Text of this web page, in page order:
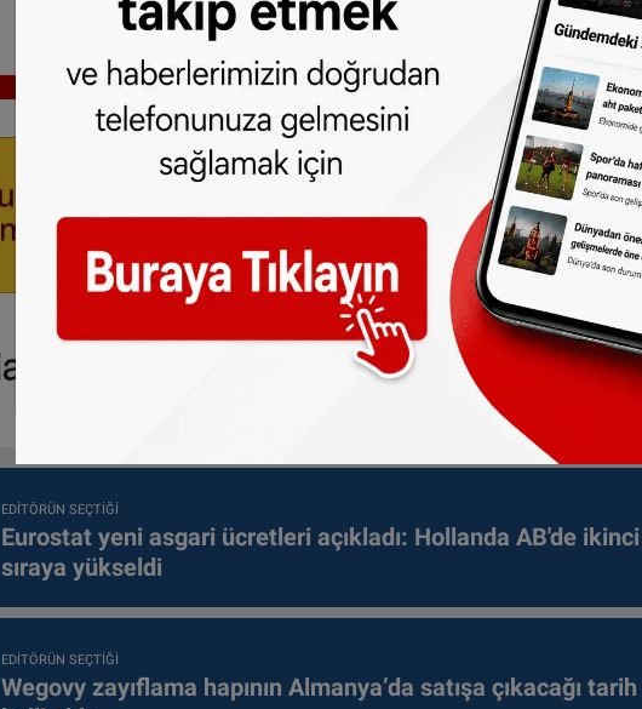
EDITÖRÜN SEÇTIĞI
Eurostat yeni asgari ücretleri açıkladı: Hollanda AB'de ikinci
sıraya yükseldi
EDITÖRÜN SEÇTIĞI
Wegovy zayıflama hapının Almanya’da satışa çıkacağı tarih